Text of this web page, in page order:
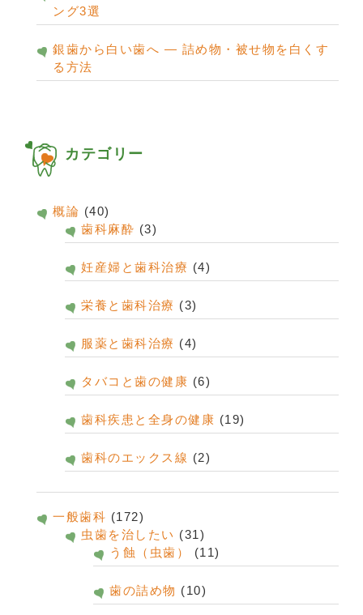
ング3選
銀歯から白い歯へ ― 詰め物・被せ物を白くす
る方法
カテゴリー
概論 (40)
歯科麻酔 (3)
妊産婦と歯科治療 (4)
栄養と歯科治療 (3)
服薬と歯科治療 (4)
タバコと歯の健康 (6)
歯科疾患と全身の健康 (19)
歯科のエックス線 (2)
一般歯科 (172)
虫歯を治したい (31)
う蝕（虫歯）
(11)
歯の詰め物 (10)